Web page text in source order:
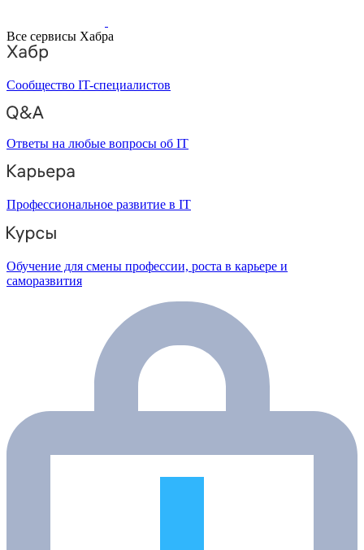
Все сервисы Хабра
Сообщество IT-специалистов
Ответы на любые вопросы об IT
Профессиональное развитие в IT
Обучение для смены профессии, роста в карьере и
саморазвития